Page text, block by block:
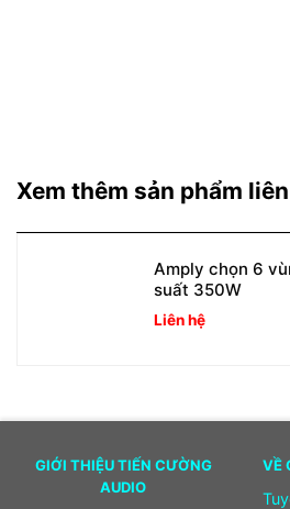
Xem thêm sản phẩm
Amply chọn 6
suất 350W
Liên hệ
GIỚI THIỆU TIẾN CƯỜNG
AUDIO
VỀ